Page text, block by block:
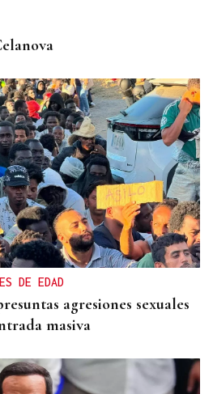
DE EDAD
agresiones sexuales
masiva